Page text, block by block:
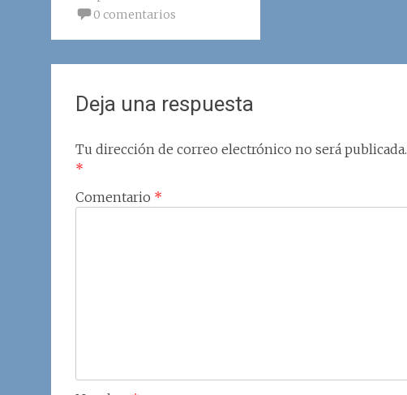
0 comentarios
Deja una respuesta
Tu dirección de correo electrónico no será publicada.
*
Comentario *